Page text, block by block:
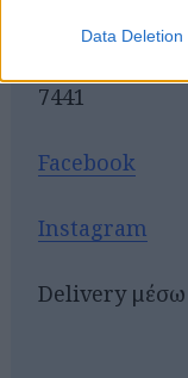
Data Deletion
7441
Facebook
Instagram
Delivery μέσω